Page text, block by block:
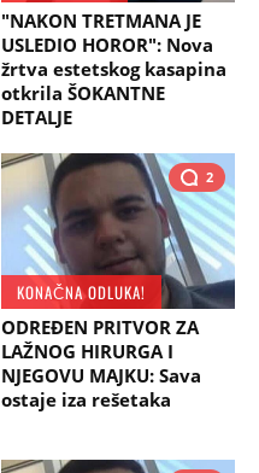
"NAKON TRETMANA JE
USLEDIO HOROR": Nova
žrtva estetskog kasapina
otkrila ŠOKANTNE
DETALJE
2
KONAČNA ODLUKA!
ODREĐEN PRITVOR ZA
LAŽNOG HIRURGA I
NJEGOVU MAJKU: Sava
ostaje iza rešetaka